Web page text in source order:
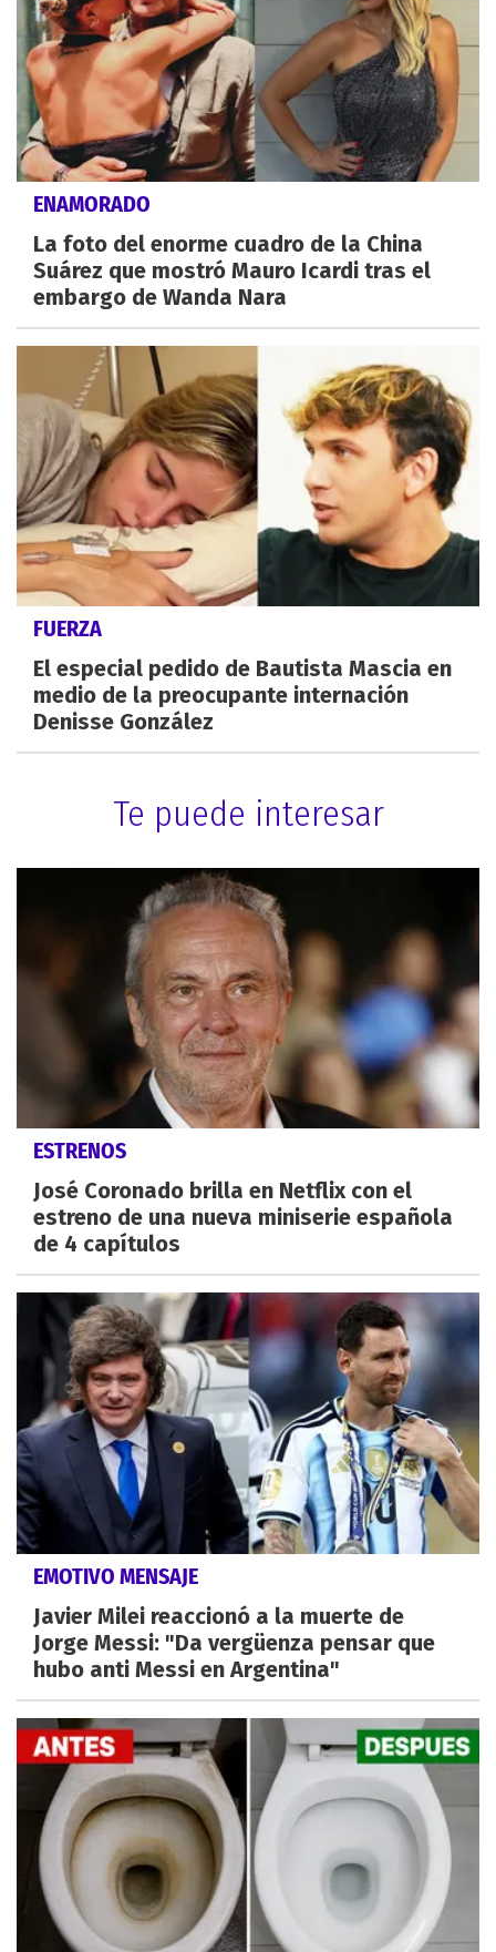
ENAMORADO
La foto del enorme cuadro de la China
Suárez que mostró Mauro Icardi tras el
embargo de Wanda Nara
FUERZA
El especial pedido de Bautista Mascia en
medio de la preocupante internación
Denisse González
Te puede interesar
ESTRENOS
José Coronado brilla en Netflix con el
estreno de una nueva miniserie española
de 4 capítulos
EMOTIVO MENSAJE
Javier Milei reaccionó a la muerte de
Jorge Messi: "Da vergüenza pensar que
hubo anti Messi en Argentina"